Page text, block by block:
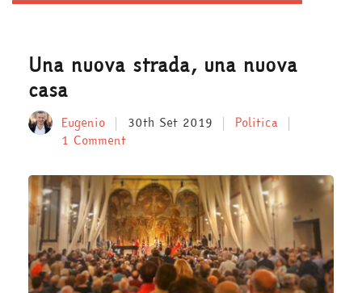
Una nuova strada, una nuova
casa
Eugenio 30th Set 2019
Politica
1 Comment